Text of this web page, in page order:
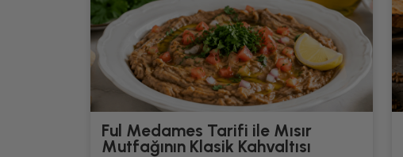
Ful Medames Tarifi ile Mısır
Mutfağının Klasik Kahvaltısı